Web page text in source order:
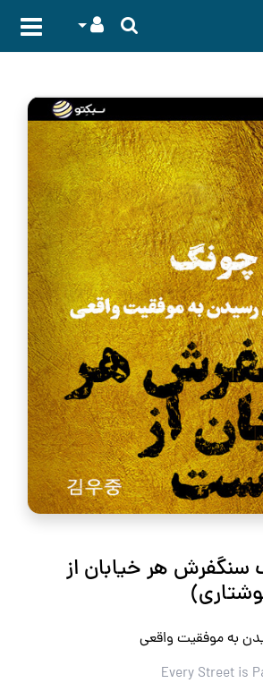
سنگفرش هر خیابان از
به موفقیت واقعی
Every Street is